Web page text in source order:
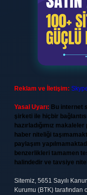
Reklam ve İletişim:
Yasal Uyarı: Bu internet
şirketi ile hiçbir
hazırladığımız
haber niteliği
paylaşım
benzerlikleri tamamen
halindedir ve tavsiye
Sitemiz, 5651 Sayılı
Kurumu (BTK) tarafından